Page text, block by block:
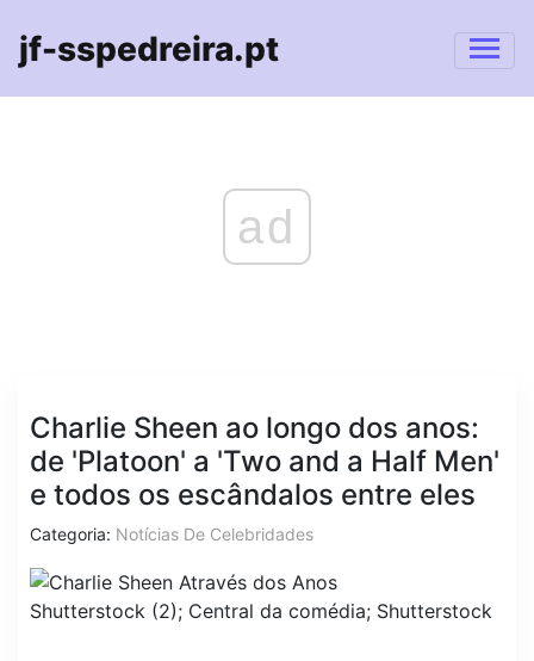
jf-sspedreira.pt
ad
Charlie Sheen ao longo dos anos:
de 'Platoon' a 'Two and a Half Men'
e todos os escândalos entre eles
Categoria: Notícias De Celebridades
Shutterstock (2); Central da comédia; Shutterstock